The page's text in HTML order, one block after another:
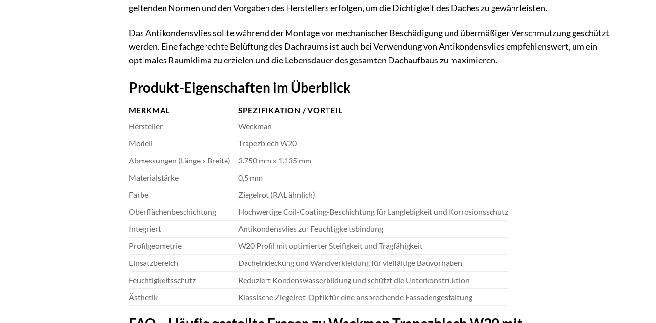
geltenden Normen und den Vorgaben des Herstellers erfolgen, um die Dichtigkeit des Daches zu gewährleisten.
Das Antikondensvlies sollte während der Montage vor mechanischer Beschädigung und übermäßiger Verschmutzung geschützt
werden. Eine fachgerechte Belüftung des Dachraums ist auch bei Verwendung von Antikondensvlies empfehlenswert, um ein
optimales Raumklima zu erzielen und die Lebensdauer des gesamten Dachaufbaus zu maximieren.
Produkt-Eigenschaften im Überblick
MERKMAL
SPEZIFIKATION / VORTEIL
Hersteller
Weckman
Modell
Trapezblech W20
Abmessungen (Länge x Breite)
3.750 mm x 1.135 mm
Materialstärke
0,5 mm
Farbe
Ziegelrot (RAL ähnlich)
Oberflächenbeschichtung
Hochwertige Coil-Coating-Beschichtung für Langlebigkeit und Korrosionsschutz
Integriert
Antikondensvlies zur Feuchtigkeitsbindung
Profilgeometrie
W20 Profil mit optimierter Steifigkeit und Tragfähigkeit
Einsatzbereich
Dacheindeckung und Wandverkleidung für vielfältige Bauvorhaben
Feuchtigkeitsschutz
Reduziert Kondenswasserbildung und schützt die Unterkonstruktion
Ästhetik
Klassische Ziegelrot-Optik für eine ansprechende Fassadengestaltung